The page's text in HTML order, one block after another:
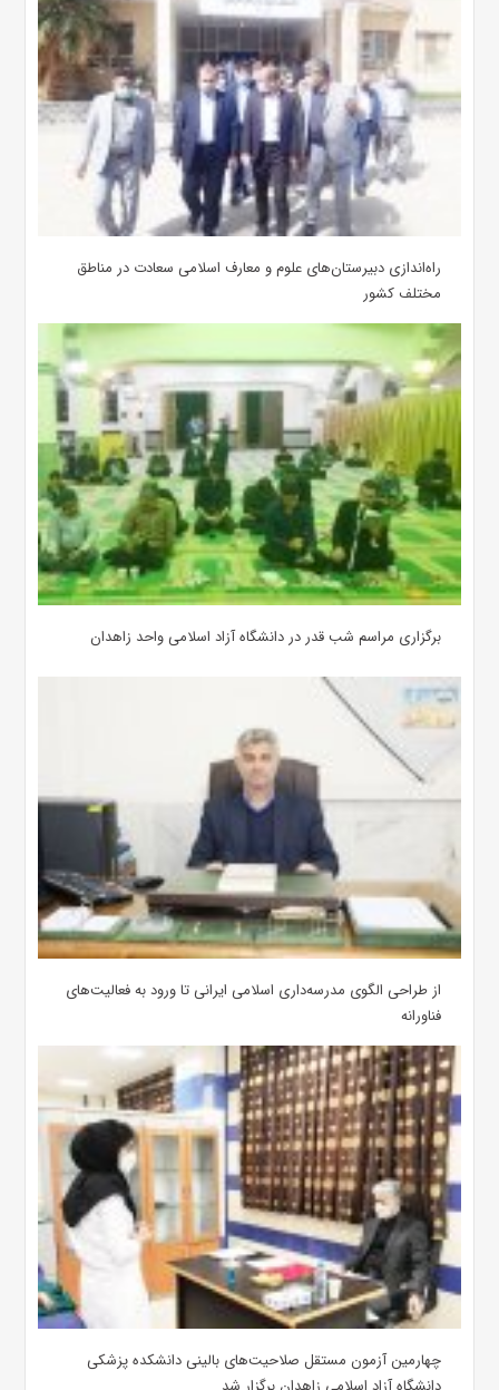
‌راه‌اندازی دبیرستان‌های علوم و معارف اسلامی سعادت در مناطق
مختلف کشور
برگزاری مراسم شب قدر در دانشگاه آزاد اسلامی واحد زاهدان
از طراحی الگوی مدرسه‌داری اسلامی ایرانی تا ورود به فعالیت‌های
فناورانه
چهارمین آزمون مستقل صلاحیت‌های بالینی دانشکده پزشکی